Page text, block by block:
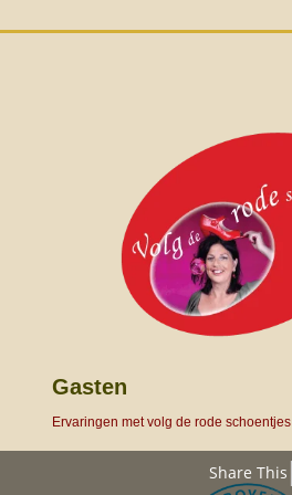
Gasten
Ervaringen met volg de rode schoentjes
Share This